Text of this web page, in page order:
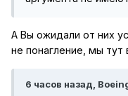
А Вы ожидали от них
не понагление, мы тут
6 часов назад,